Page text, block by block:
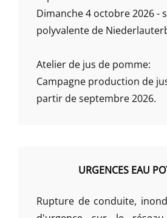
Dimanche 4 octobre 2026 -
polyvalente de
Atelier de jus de pomme:
Campagne production de
partir de septembre 2026.
URGENCES EAU
Rupture de conduite,